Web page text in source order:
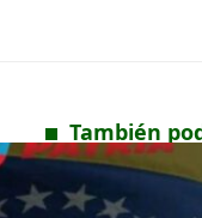
También